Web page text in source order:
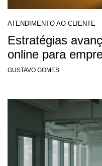
ATENDIMENTO AO CLIENTE
Estratégias
online para
GUSTAVO GOMES